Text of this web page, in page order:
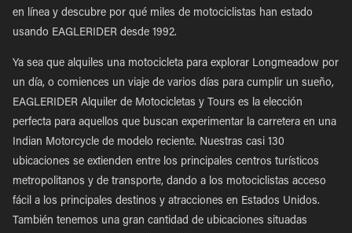
en línea y descubre por qué miles de motociclistas han estado
usando EAGLERIDER desde 1992.
Ya sea que alquiles una motocicleta para explorar Longmeadow por
un día, o comiences un viaje de varios días para cumplir un sueño,
EAGLERIDER Alquiler de Motocicletas y Tours es la elección
perfecta para aquellos que buscan experimentar la carretera en una
Indian Motorcycle de modelo reciente. Nuestras casi 130
ubicaciones se extienden entre los principales centros turísticos
metropolitanos y de transporte, dando a los motociclistas acceso
fácil a los principales destinos y atracciones en Estados Unidos.
También tenemos una gran cantidad de ubicaciones situadas